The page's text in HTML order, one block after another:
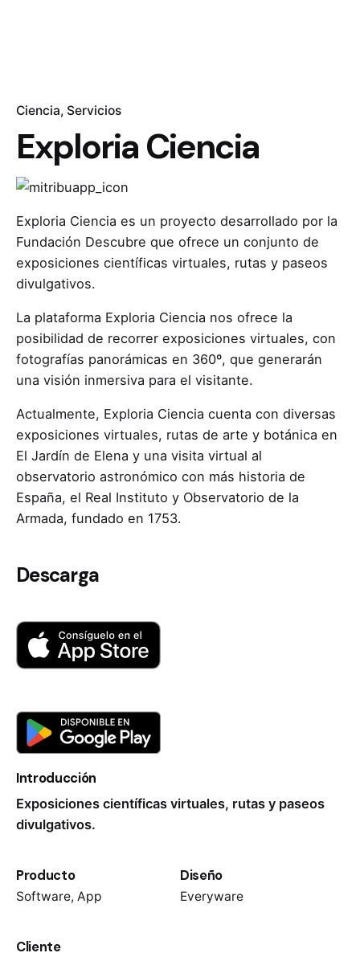
Ciencia Servicios
Exploria Ciencia
Exploria Ciencia es un proyecto desarrollado por la
Fundación Descubre que ofrece un conjunto de
exposiciones científicas virtuales, rutas y paseos
divulgativos.
La plataforma Exploria Ciencia nos ofrece la
posibilidad de recorrer exposiciones virtuales, con
fotografías panorámicas en 360º, que generarán
una visión inmersiva para el visitante.
Actualmente, Exploria Ciencia cuenta con diversas
exposiciones virtuales, rutas de arte y botánica en
El Jardín de Elena y una visita virtual al
observatorio astronómico con más historia de
España, el Real Instituto y Observatorio de la
Armada, fundado en 1753.
Descarga
Introducción
Exposiciones científicas virtuales, rutas y paseos
divulgativos.
Producto
Software, App
Diseño
Everyware
Cliente